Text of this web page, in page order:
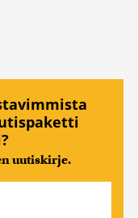
uutiskirje.